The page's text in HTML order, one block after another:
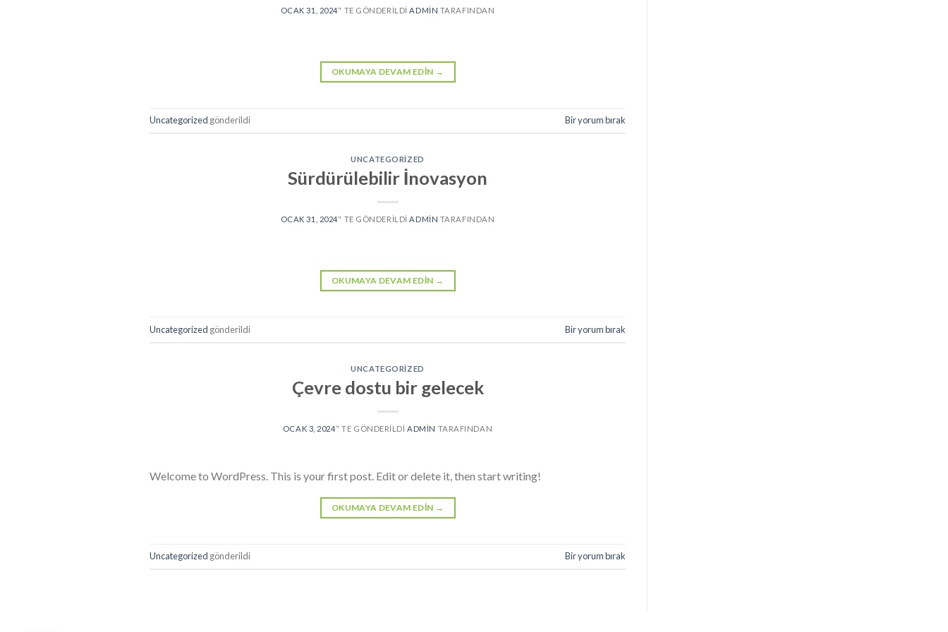
OCAK 31, 2024’' TE GÖNDERILDI ADMIN TARAFINDAN
OKUMAYA DEVAM EDIN →
Uncategorized gönderildi Bir yorum bırak
UNCATEGORIZED
Sürdürülebilir İnovasyon
OCAK 31, 2024’' TE GÖNDERILDI ADMIN TARAFINDAN
OKUMAYA DEVAM EDIN →
Uncategorized gönderildi Bir yorum bırak
UNCATEGORIZED
Çevre dostu bir gelecek
OCAK 3, 2024’' TE GÖNDERILDI ADMIN TARAFINDAN
Welcome to WordPress. This is your first post. Edit or delete it, then start writing!
OKUMAYA DEVAM EDIN →
Uncategorized gönderildi Bir yorum bırak